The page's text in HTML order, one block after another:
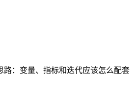
路：变量、指标和迭代应该怎么配套